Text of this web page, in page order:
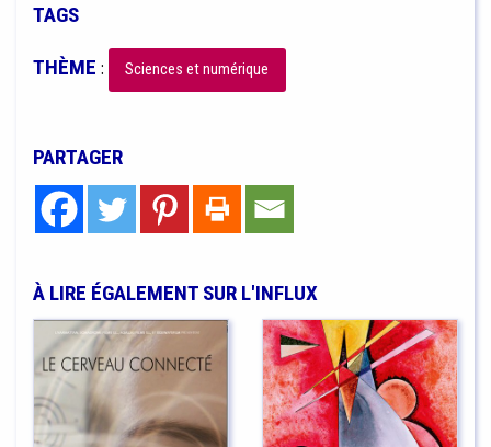
TAGS
THÈME : Sciences et numérique
PARTAGER
À LIRE ÉGALEMENT SUR L'INFLUX